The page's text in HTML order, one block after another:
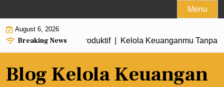
to
content
Menu
August 6, 2026
Breaking NewsLebih Produktif |Kelola Keuanganmu Tanpa
Blog Kelola Keuangan